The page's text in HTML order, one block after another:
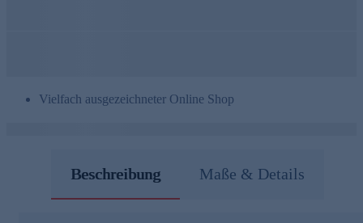
Vielfach ausgezeichneter Online Shop
Beschreibung Maße & Details